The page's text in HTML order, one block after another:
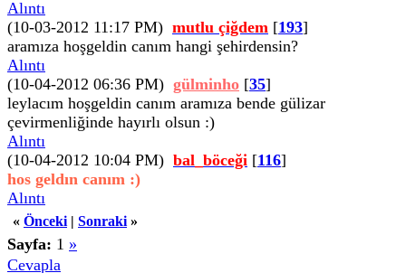
Alıntı
(10-03-2012 11:17 PM) mutlu çiğdem [193]
aramıza hoşgeldin canım hangi şehirdensin?
Alıntı
(10-04-2012 06:36 PM) gülminho [35]
leylacım hoşgeldin canım aramıza bende gülizar
çevirmenliğinde hayırlı olsun :)
Alıntı
(10-04-2012 10:04 PM) bal_böceği [116]
hos geldın canım :)
Alıntı
« Önceki | Sonraki »
Sayfa: 1 »
Cevapla